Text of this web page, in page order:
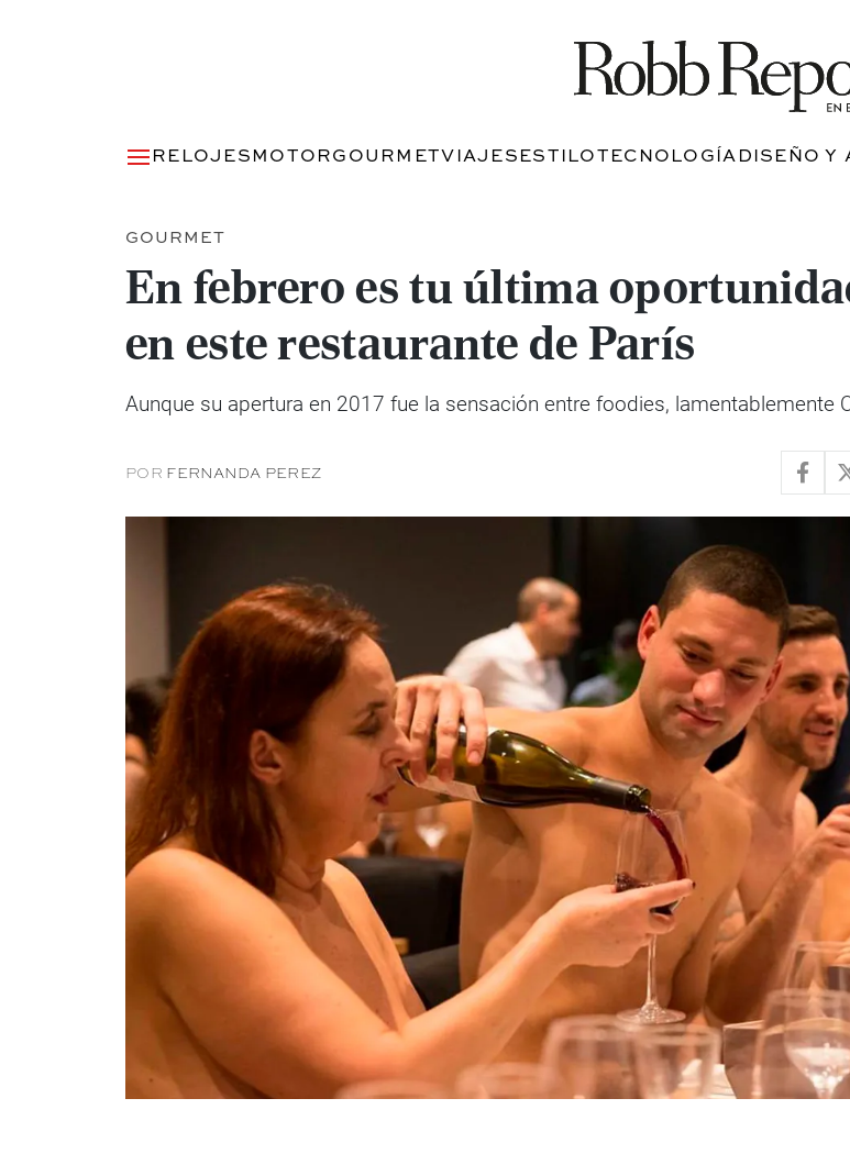
RELOJESMOTORGOURMETVIAJESESTILOTECNOLOGÍADISEÑO Y
GOURMET
En febrero es tu última
en este restaurante de París
Aunque su apertura en 2017 fue la sensación entre foodies, lamentablemente
POR FERNANDA PEREZ